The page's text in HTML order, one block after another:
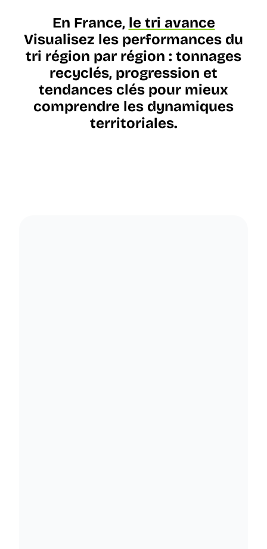
En France, le tri avance
Visualisez les performances du
tri région par région : tonnages
recyclés, progression et
tendances clés pour mieux
comprendre les dynamiques
territoriales.